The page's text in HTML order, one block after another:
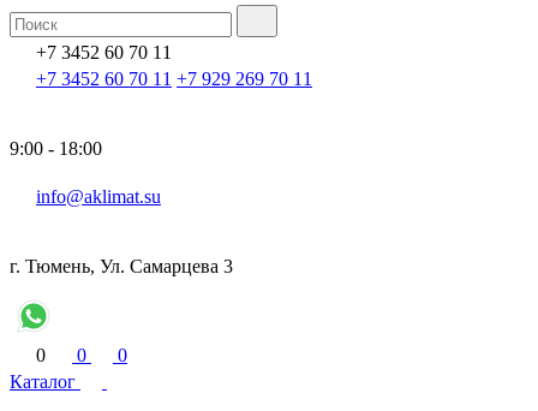
+7 3452 60 70 11
+7 3452 60 70 11 +7 929 269 70 11
9:00 - 18:00
info@aklimat.su
г. Тюмень, Ул. Самарцева 3
0 0
0
Каталог